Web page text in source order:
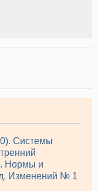
Системы
Нормы и
Изменений № 1